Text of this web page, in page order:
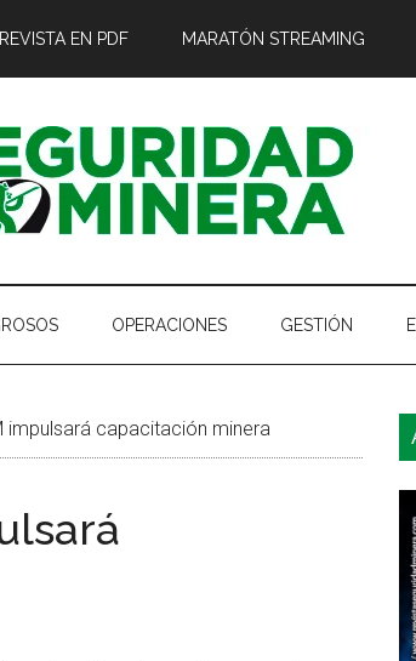
REVISTA EN PDF MARATÓN STREAMING
OPERACIONES GESTIÓN
impulsará capacitación minera